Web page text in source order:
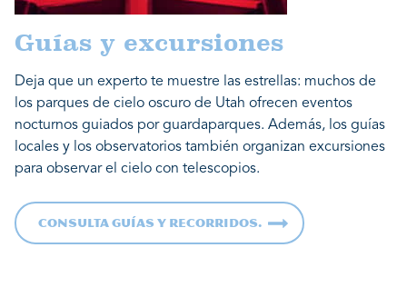
Guías y excursiones
Deja que un experto te muestre las estrellas: muchos de
los parques de cielo oscuro de Utah ofrecen eventos
nocturnos guiados por guardaparques. Además, los guías
locales y los observatorios también organizan excursiones
para observar el cielo con telescopios.
Consulta guías y recorridos.